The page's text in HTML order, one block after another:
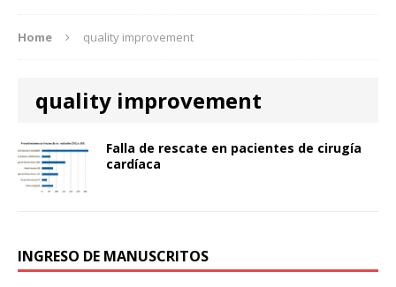
Home quality improvement
quality improvement
Falla de rescate en pacientes de cirugía
cardíaca
INGRESO DE MANUSCRITOS